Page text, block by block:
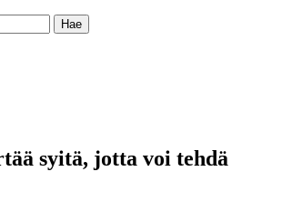
syitä, jotta voi tehdä